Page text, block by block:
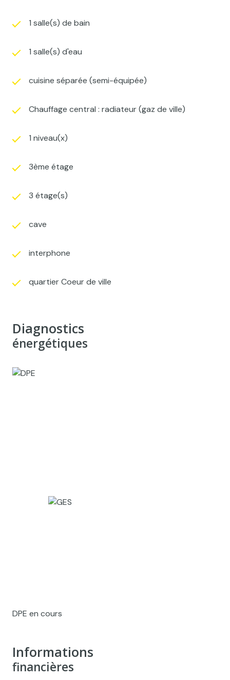
1 salle(s) de bain
1 salle(s) d'eau
cuisine séparée (semi-équipée)
Chauffage central : radiateur (gaz de ville)
1 niveau(x)
3ème étage
3 étage(s)
cave
interphone
quartier Coeur de ville
Diagnostics
énergétiques
DPE en cours
Informations
financières